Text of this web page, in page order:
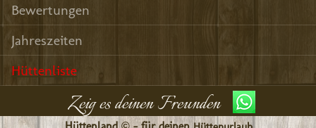
Bewertungen
Jahreszeiten
Hüttenliste
Zeig es deinen Freunden